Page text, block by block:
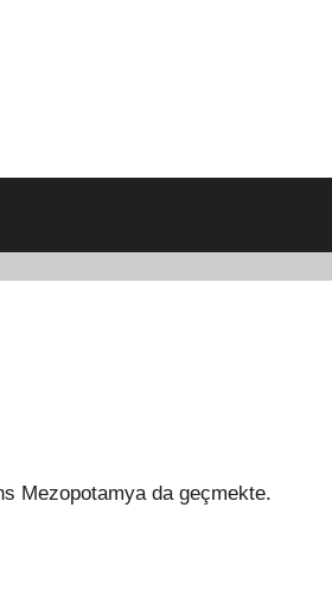
Mezopotamya da geçmekte.